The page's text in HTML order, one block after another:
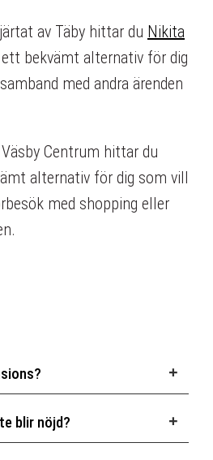
av Täby hittar du Nikita
bekvämt alternativ för dig
med andra ärenden
Centrum hittar du
alternativ för dig som vill
med shopping eller
blir nöjd?